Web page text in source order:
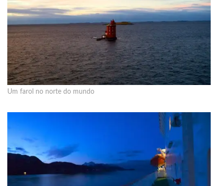
Um farol no norte do mundo